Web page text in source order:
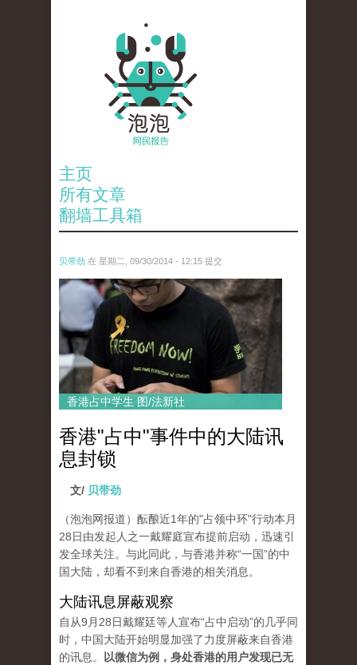
主页
所有文章
翻墙工具箱
贝带劲 在 星期二, 09/30/2014 - 12:15 提交
anp-28706599.jpg
香港占中学生 图/法新社
香港"占中"事件中的大陆讯
息封锁
文/ 贝带劲
（泡泡网报道）酝酿近1年的"占领中环"行动本月
28日由发起人之一戴耀庭宣布提前启动，迅速引
发全球关注。与此同此，与香港并称“一国”的中
国大陆，却看不到来自香港的相关消息。
大陆讯息屏蔽观察
自从9月28日戴耀廷等人宣布“占中启动”的几乎同
时，中国大陆开始明显加强了力度屏蔽来自香港
的讯息。
以微信为例，身处香港的用户发现已无